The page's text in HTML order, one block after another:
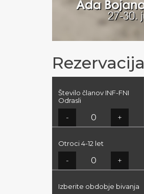
Rezervacija
Število članov INF-FNI
Odrasli
- +
Otroci 4-12 let
- +
Izberite obdobje bivanja